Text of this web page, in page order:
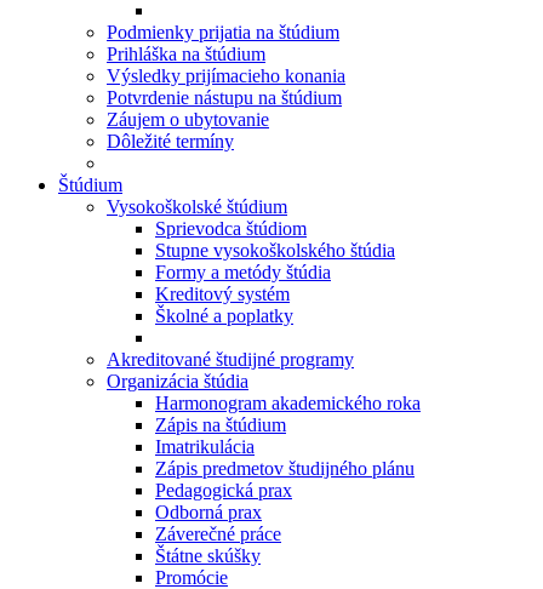
Podmienky prijatia na štúdium
Prihláška na štúdium
Výsledky prijímacieho konania
Potvrdenie nástupu na štúdium
Záujem o ubytovanie
Dôležité termíny
Štúdium
Vysokoškolské štúdium
Sprievodca štúdiom
Stupne vysokoškolského štúdia
Formy a metódy štúdia
Kreditový systém
Školné a poplatky
Akreditované študijné programy
Organizácia štúdia
Harmonogram akademického roka
Zápis na štúdium
Imatrikulácia
Zápis predmetov študijného plánu
Pedagogická prax
Odborná prax
Záverečné práce
Štátne skúšky
Promócie